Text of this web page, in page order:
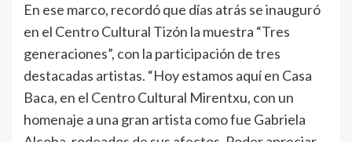
En ese marco, recordó que días atrás se inauguró
en el Centro Cultural Tizón la muestra “Tres
generaciones”, con la participación de tres
destacadas artistas. “Hoy estamos aquí en Casa
Baca, en el Centro Cultural Mirentxu, con un
homenaje a una gran artista como fue Gabriela